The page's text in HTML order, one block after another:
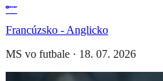
Francúzsko - Anglicko
MS vo futbale · 18. 07. 2026